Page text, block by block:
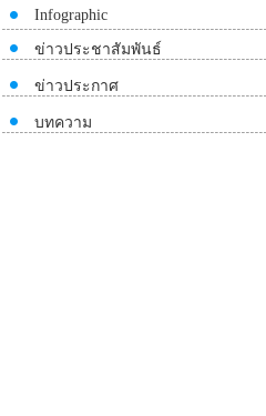
Infographic
ข่าวประชาสัมพันธ์
ข่าวประกาศ
บทความ